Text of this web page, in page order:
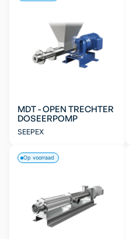
MDT - OPEN TRECHTER
DOSEERPOMP
SEEPEX
Op voorraad